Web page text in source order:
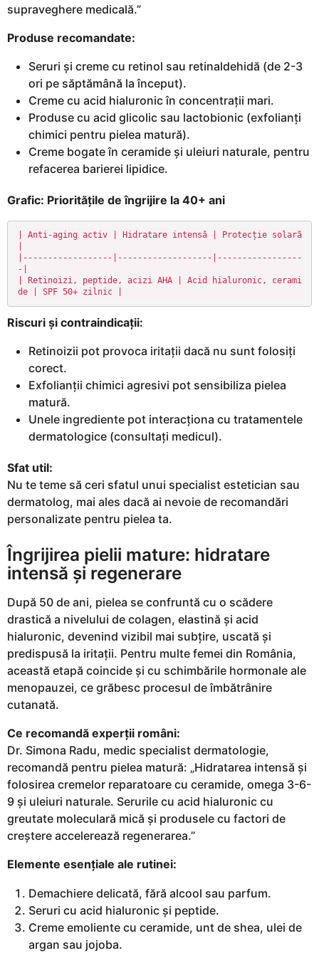
supraveghere medicală.”
Produse recomandate:
Seruri și creme cu retinol sau retinaldehidă (de 2-3
ori pe săptămână la început).
Creme cu acid hialuronic în concentrații mari.
Produse cu acid glicolic sau lactobionic (exfolianți
chimici pentru pielea matură).
Creme bogate în ceramide și uleiuri naturale, pentru
refacerea barierei lipidice.
Grafic: Prioritățile de îngrijire la 40+ ani
| Anti-aging activ | Hidratare intensă | Protecție solară
|------------------|-------------------|-----------------
-|
| Retinoizi, peptide, acizi AHA | Acid hialuronic, cerami
de | SPF 50+ zilnic |
Riscuri și contraindicații:
Retinoizii pot provoca iritații dacă nu sunt folosiți
corect.
Exfolianții chimici agresivi pot sensibiliza pielea
matură.
Unele ingrediente pot interacționa cu tratamentele
dermatologice (consultați medicul).
Sfat util:
Nu te teme să ceri sfatul unui specialist estetician sau
dermatolog, mai ales dacă ai nevoie de recomandări
personalizate pentru pielea ta.
Îngrijirea pielii mature: hidratare
intensă și regenerare
După 50 de ani, pielea se confruntă cu o scădere
drastică a nivelului de colagen, elastină și acid
hialuronic, devenind vizibil mai subțire, uscată și
predispusă la iritații. Pentru multe femei din România,
această etapă coincide și cu schimbările hormonale ale
menopauzei, ce grăbesc procesul de îmbătrânire
cutanată.
Ce recomandă experții români:
Dr. Simona Radu, medic specialist dermatologie,
recomandă pentru pielea matură: „Hidratarea intensă și
folosirea cremelor reparatoare cu ceramide, omega 3-6-
9 și uleiuri naturale. Serurile cu acid hialuronic cu
greutate moleculară mică și produsele cu factori de
creștere accelerează regenerarea.”
Elemente esențiale ale rutinei:
Demachiere delicată, fără alcool sau parfum.
Seruri cu acid hialuronic și peptide.
Creme emoliente cu ceramide, unt de shea, ulei de
argan sau jojoba.